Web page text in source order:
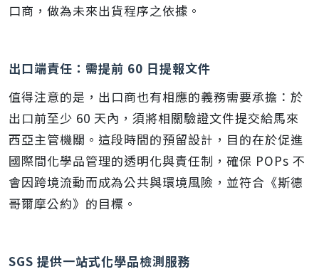
口商，做為未來出貨程序之依據。
出口端責任：需提前 60 日提報文件
值得注意的是，出口商也有相應的義務需要承擔：於
出口前至少 60 天內，須將相關驗證文件提交給馬來
西亞主管機關。這段時間的預留設計，目的在於促進
國際間化學品管理的透明化與責任制，確保 POPs 不
會因跨境流動而成為公共與環境風險，並符合《斯德
哥爾摩公約》的目標。
SGS 提供一站式化學品檢測服務